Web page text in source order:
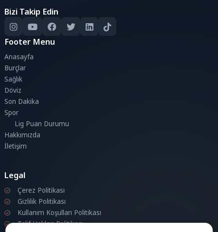
Bizi Takip Edin
Footer Menu
Anasayfa
Burçlar
Sağlık
Döviz
Son Dakika
Spor
Lig Puan Durumu
Hakkımızda
İletişim
Legal
Çerez Politikası
Gizlilik Politikası
Kullanım Koşulları Politikası
Telif Hakları Politikası